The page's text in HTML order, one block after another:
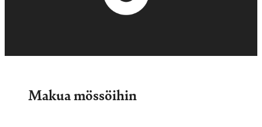
Makua mössöihin